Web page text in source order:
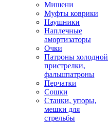
Мишени
Муфты коврики
Наушники
Наплечные
амортизаторы
Очки
Патроны холодной
пристрелки,
фальшпатроны
Перчатки
Сошки
Станки, упоры,
мешки для
стрельбы